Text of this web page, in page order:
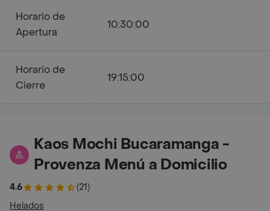
Horario de
Apertura
10:30:00
Horario de
Cierre
19:15:00
Kaos Mochi Bucaramanga -
Provenza Menú a Domicilio
4.6
(21)
Helados